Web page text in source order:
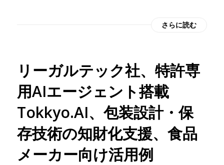
さらに読む
リーガルテック社、特許専
用AIエージェント搭載
Tokkyo.AI、包装設計・保
存技術の知財化支援、食品
メーカー向け活用例